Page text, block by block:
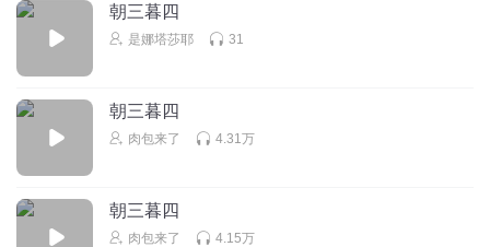
朝三暮四
是娜塔莎耶 31
朝三暮四
肉包来了 4.31万
朝三暮四
肉包来了 4.15万